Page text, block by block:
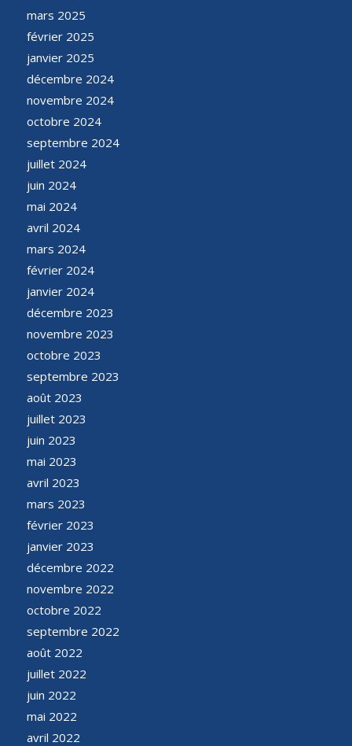
mars 2025
février 2025
janvier 2025
décembre 2024
novembre 2024
octobre 2024
septembre 2024
juillet 2024
juin 2024
mai 2024
avril 2024
mars 2024
février 2024
janvier 2024
décembre 2023
novembre 2023
octobre 2023
septembre 2023
août 2023
juillet 2023
juin 2023
mai 2023
avril 2023
mars 2023
février 2023
janvier 2023
décembre 2022
novembre 2022
octobre 2022
septembre 2022
août 2022
juillet 2022
juin 2022
mai 2022
avril 2022